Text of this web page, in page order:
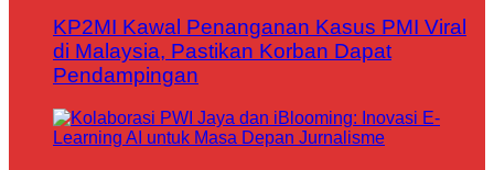
KP2MI Kawal Penanganan Kasus PMI Viral
di Malaysia, Pastikan Korban Dapat
Pendampingan